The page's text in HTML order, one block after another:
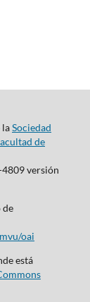
laSociedad
de
4809 versión
de
oai
está